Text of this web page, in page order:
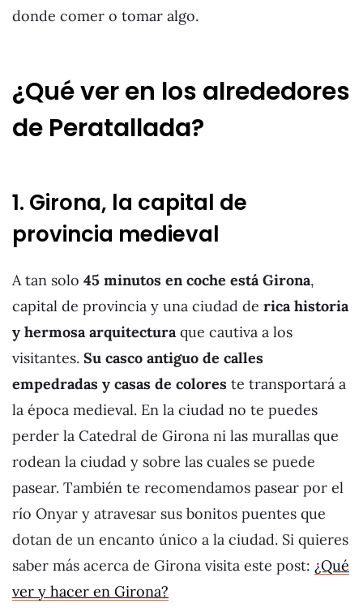
donde comer o tomar algo.
¿Qué ver en los alrededores
de Peratallada?
1. Girona, la capital de
provincia medieval
A tan solo 45 minutos en coche está Girona,
capital de provincia y una ciudad de rica historia
y hermosa arquitectura que cautiva a los
visitantes. Su casco antiguo de calles
empedradas y casas de colores te transportará a
la época medieval. En la ciudad no te puedes
perder la Catedral de Girona ni las murallas que
rodean la ciudad y sobre las cuales se puede
pasear. También te recomendamos pasear por el
río Onyar y atravesar sus bonitos puentes que
dotan de un encanto único a la ciudad. Si quieres
saber más acerca de Girona visita este post: ¿Qué
ver y hacer en Girona?